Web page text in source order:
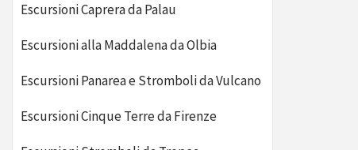
Escursioni da Rimini
Escursioni Caprera da Palau
Escursioni alla Maddalena da Olbia
Escursioni Panarea e Stromboli da Vulcano
Escursioni Cinque Terre da Firenze